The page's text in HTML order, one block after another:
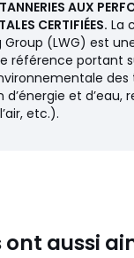
main ou à l’aide
cuir
textile
: 100% textile
AUX
CERTIFIÉES. La
Group (LWG) est
référence portant
des
et d’eau,
etc.).
ont aussi